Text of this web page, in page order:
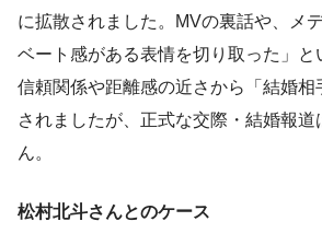
に拡散されました。MVの裏話や、メ
ベート感がある表情を切り取った」と
信頼関係や距離感の近さから「結婚相
されましたが、正式な交際・結婚報
ん。
松村北斗さんとのケース